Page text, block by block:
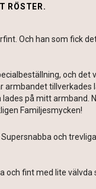
RÖSTER.
Och han som fick
och
armbandet tillverkades
lades på mitt armband.
Familjesmycken!
och
och fint med lite